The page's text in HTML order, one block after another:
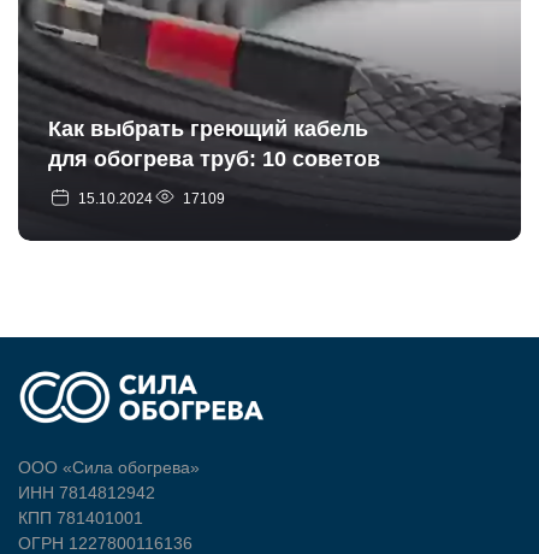
Как выбрать греющий кабель
для обогрева труб: 10 советов
15.10.2024 17109
ООО «Сила обогрева»
ИНН 7814812942
КПП 781401001
ОГРН 1227800116136